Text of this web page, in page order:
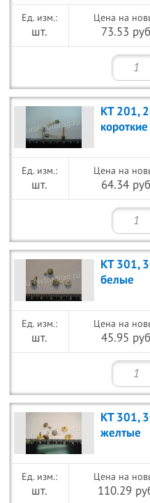
шт.
Цена на
73.53
КТ 201,
шт.
Цена на
64.34
КТ 301,
белые
шт.
Цена на
45.95
КТ 301,
желтые
шт.
Цена на
110.29